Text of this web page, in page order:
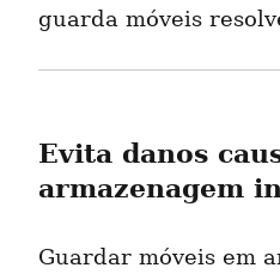
guarda móveis
Evita danos
armazenagem
Guardar móveis em